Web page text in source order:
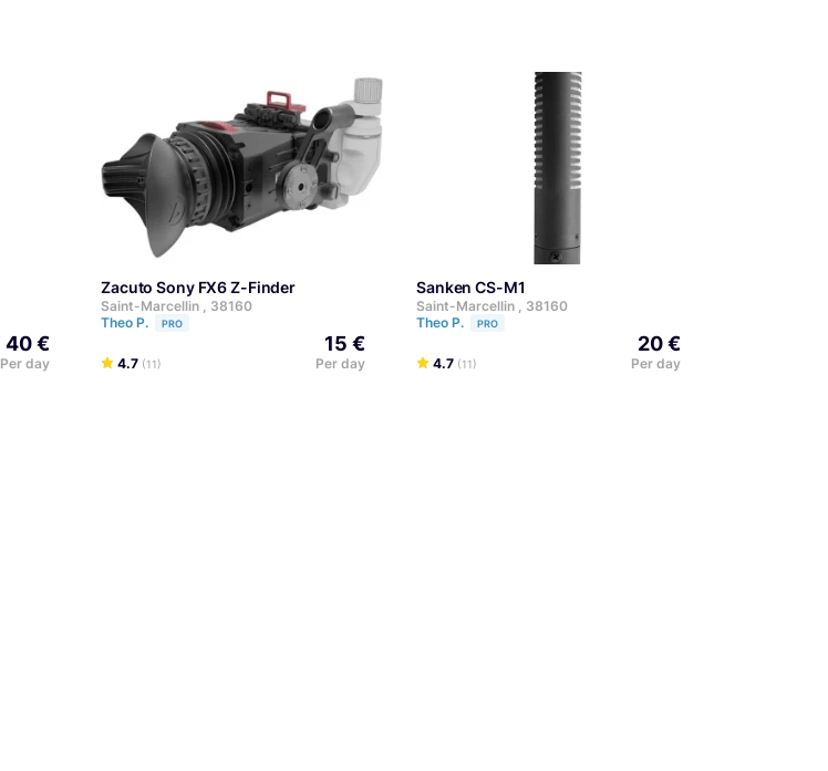
40 €
Per day
Zacuto Sony FX6 Z-Finder
Saint-Marcellin , 38160
Theo P.
PRO
4.7 (11)
15 €
Per day
Sanken CS-M1
Saint-Marcellin , 38160
Theo P.
PRO
4.7 (11)
20 €
Per day